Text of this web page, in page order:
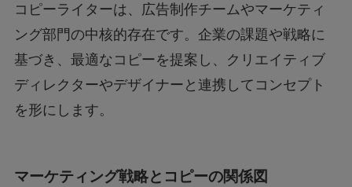
コピーライターは、広告制作チームやマーケティ
ング部門の中核的存在です。企業の課題や戦略に
基づき、最適なコピーを提案し、クリエイティブ
ディレクターやデザイナーと連携してコンセプト
を形にします。
マーケティング戦略とコピーの関係図